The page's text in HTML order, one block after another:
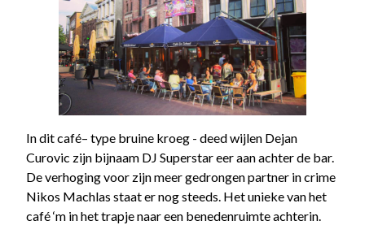
In dit café– type bruine kroeg - deed wijlen Dejan
Curovic zijn bijnaam DJ Superstar eer aan achter de bar.
De verhoging voor zijn meer gedrongen partner in crime
Nikos Machlas staat er nog steeds. Het unieke van het
café ‘m in het trapje naar een benedenruimte achterin.